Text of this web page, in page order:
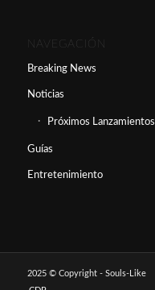
NAVEGACIÓN
Breaking News
Noticias
Próximos Lanzamientos
Guías
Entretenimiento
2025 © Copyright - Souls-Like